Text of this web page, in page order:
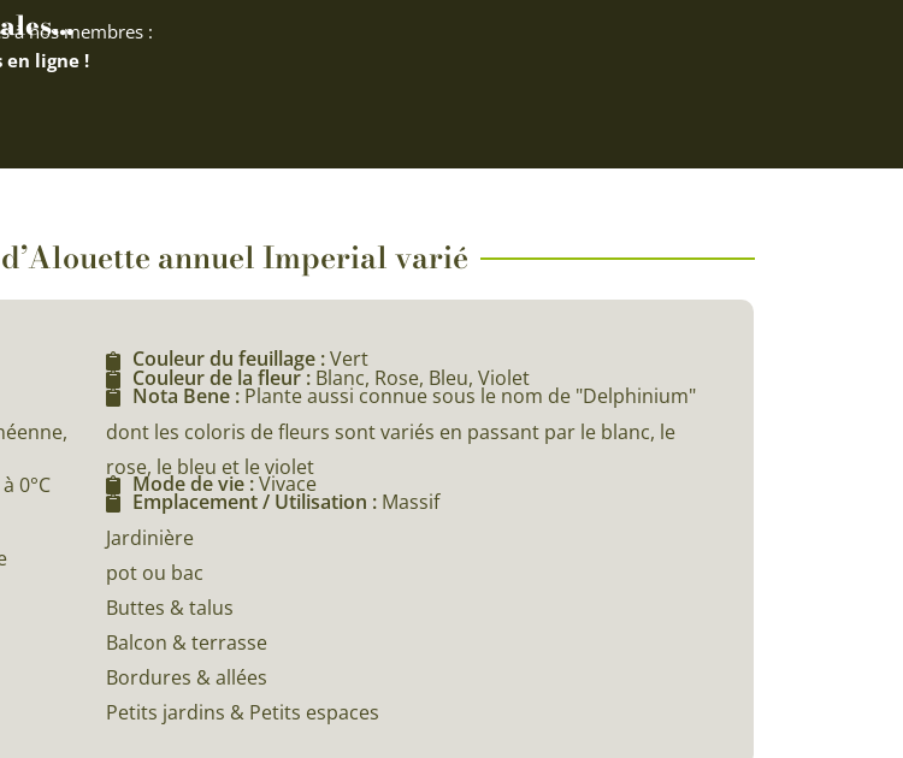
à nos membres :
en ligne !
annuel Imperial varié
0°C
Couleur du feuillage :Vert
Couleur de la fleur : Blanc, Rose, Bleu, Violet
Nota Bene : Plante aussi connue sous le nom de "Delphinium"
dont les coloris de fleurs sont variés en passant par le blanc, le
rose, le bleu et le violet
Mode de vie :Vivace
Emplacement / Utilisation : Massif
Jardinière
pot ou bac
Buttes & talus
Balcon & terrasse
Bordures & allées
Petits jardins & Petits espaces